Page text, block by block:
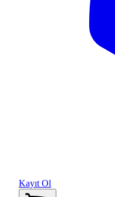
Kayıt Ol